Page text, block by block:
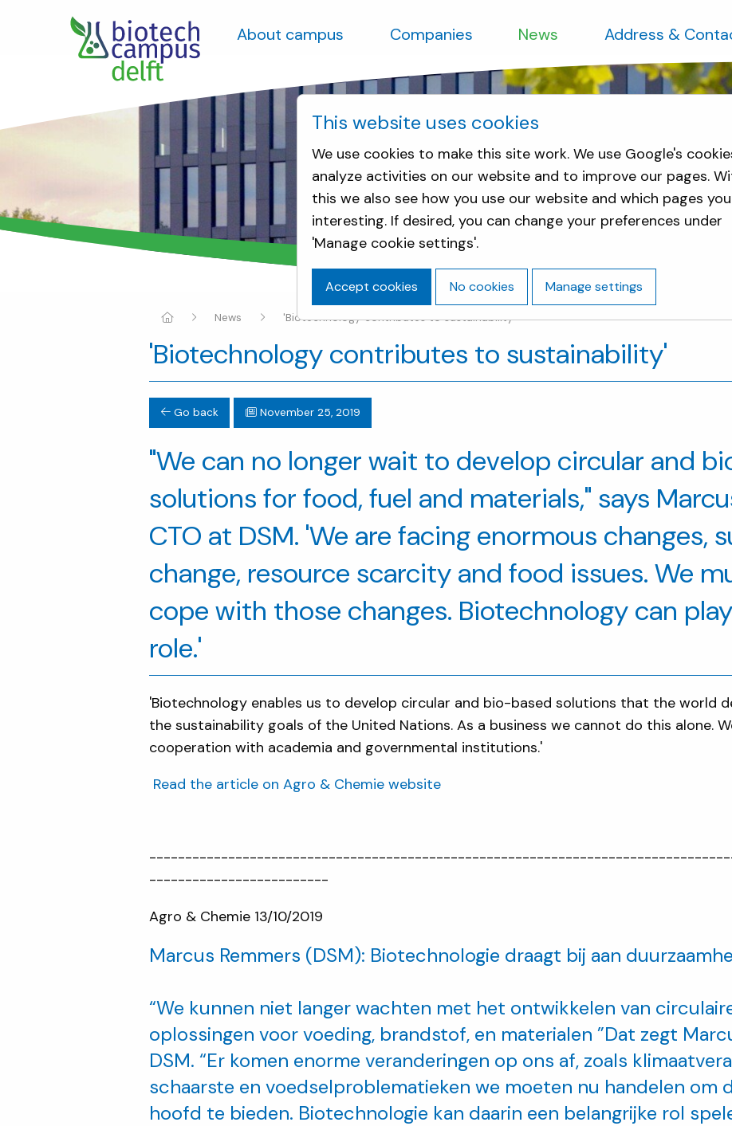
About campus Companies News Address &
News 'Biotechnology contributes to sustainability'
'Biotechnology contributes to sustainability'
Go back November 25, 2019
"We can no longer wait to develop circular and
solutions for food, fuel and materials," says
CTO at DSM. 'We are facing enormous changes,
change, resource scarcity and food issues. We
cope with those changes. Biotechnology can
role.'
'Biotechnology enables us to develop circular and bio-based solutions that the world
the sustainability goals of the United Nations. As a business we cannot do this alone.
cooperation with academia and governmental institutions.'
Read the article on Agro & Chemie website
-------------------------
Agro & Chemie 13/10/2019
Marcus Remmers (DSM): Biotechnologie draagt bij aan
“We kunnen niet langer wachten met het ontwikkelen van
oplossingen voor voeding, brandstof, en materialen ”Dat zegt
DSM. “Er komen enorme veranderingen op ons af, zoals
schaarste en voedselproblematieken we moeten nu handelen om
hoofd te bieden. Biotechnologie kan daarin een belangrijke rol
This website uses cookies
We use cookies to make this site work. We use Google's
analyze activities on our website and to improve our pages.
this we also see how you use our website and which pages
interesting. If desired, you can change your preferences under
'Manage cookie settings'.
Accept cookies No cookies Manage settings